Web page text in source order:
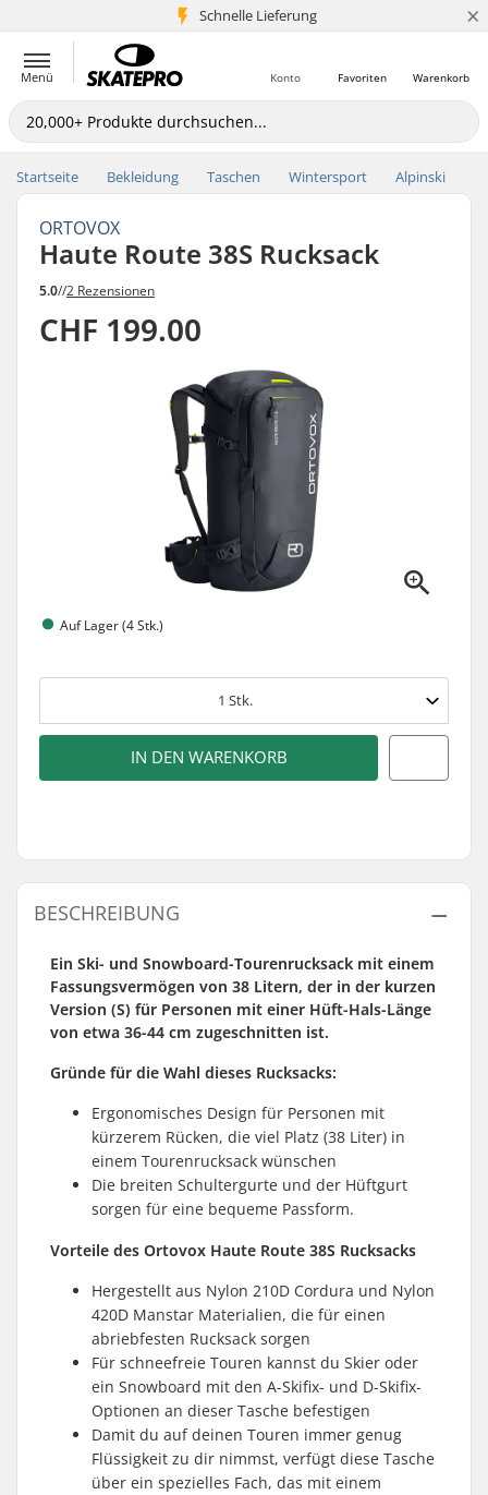
Schnelle Lieferung
5+ Mio. Kunden ×
Menü Warenkorb
Favoriten
Konto
Startseite Bekleidung Taschen Wintersport Alpinski
ORTOVOX
Haute Route 38S Rucksack
5.0//2 Rezensionen
CHF 199.00
Auf Lager (4 Stk.)
1 Stk.
IN DEN WARENKORB
BESCHREIBUNG
Ein Ski- und Snowboard-Tourenrucksack mit einem
Fassungsvermögen von 38 Litern, der in der kurzen
Version (S) für Personen mit einer Hüft-Hals-Länge
von etwa 36-44 cm zugeschnitten ist.
Gründe für die Wahl dieses Rucksacks:
Ergonomisches Design für Personen mit
kürzerem Rücken, die viel Platz (38 Liter) in
einem Tourenrucksack wünschen
Die breiten Schultergurte und der Hüftgurt
sorgen für eine bequeme Passform.
Vorteile des Ortovox Haute Route 38S Rucksacks
Hergestellt aus Nylon 210D Cordura und Nylon
420D Manstar Materialien, die für einen
abriebfesten Rucksack sorgen
Für schneefreie Touren kannst du Skier oder
ein Snowboard mit den A-Skifix- und D-Skifix-
Optionen an dieser Tasche befestigen
Damit du auf deinen Touren immer genug
Flüssigkeit zu dir nimmst, verfügt diese Tasche
über ein spezielles Fach, das mit einem